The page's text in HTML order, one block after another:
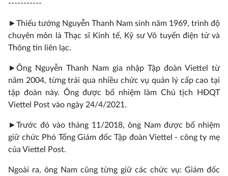
-----------
►Thiếu tướng Nguyễn Thanh Nam sinh năm 1969, trình độ
chuyên môn là Thạc sĩ Kinh tế, Kỹ sư Vô tuyến điện tử và
Thông tin liên lạc.
►Ông Nguyễn Thanh Nam gia nhập Tập đoàn Viettel từ
năm 2004, từng trải qua nhiều chức vụ quản lý cấp cao tại
tập đoàn này. Ông được bổ nhiệm làm Chủ tịch HĐQT
Viettel Post vào ngày 24/4/2021.
►Trước đó vào tháng 11/2018, ông Nam được bổ nhiệm
giữ chức Phó Tổng Giám đốc Tập đoàn Viettel - công ty mẹ
của Viettel Post.
Ngoài ra, ông Nam cũng từng giữ các chức vụ: Giám đốc